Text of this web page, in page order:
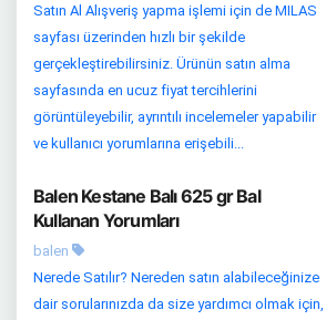
Satın Al Alışveriş yapma işlemi için de MILAS
sayfası üzerinden hızlı bir şekilde
gerçekleştirebilirsiniz. Ürünün satın alma
sayfasında en ucuz fiyat tercihlerini
görüntüleyebilir, ayrıntılı incelemeler yapabilir
ve kullanıcı yorumlarına erişebili...
Balen Kestane Balı 625 gr Bal
Kullanan Yorumları
balen
Nerede Satılır? Nereden satın alabileceğinize
dair sorularınızda da size yardımcı olmak için,